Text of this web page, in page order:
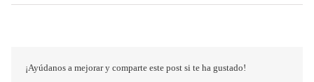
¡Ayúdanos a mejorar y comparte este post si te ha gustado!